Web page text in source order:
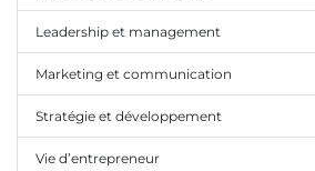
Leadership et management
Marketing et communication
Stratégie et développement
Vie d’entrepreneur